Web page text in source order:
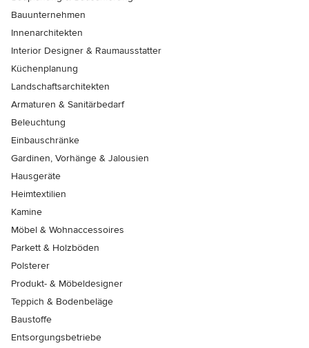
Bauunternehmen
Innenarchitekten
Interior Designer & Raumausstatter
Küchenplanung
Landschaftsarchitekten
Armaturen & Sanitärbedarf
Beleuchtung
Einbauschränke
Gardinen, Vorhänge & Jalousien
Hausgeräte
Heimtextilien
Kamine
Möbel & Wohnaccessoires
Parkett & Holzböden
Polsterer
Produkt- & Möbeldesigner
Teppich & Bodenbeläge
Baustoffe
Entsorgungsbetriebe